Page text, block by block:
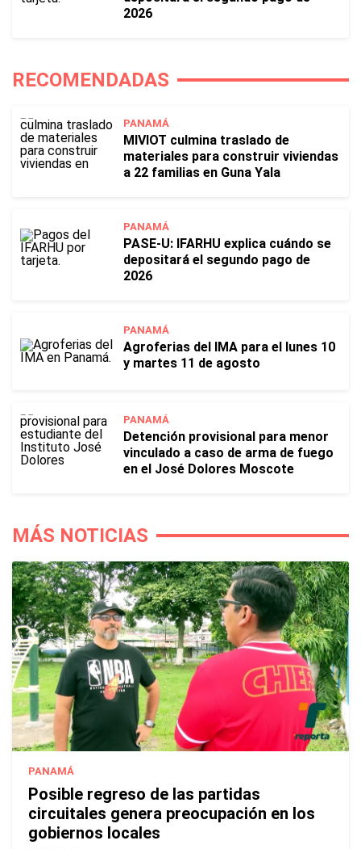
2026
RECOMENDADAS
PANAMÁ
MIVIOT culmina traslado de
materiales para construir viviendas
a 22 familias en Guna Yala
PANAMÁ
PASE-U: IFARHU explica cuándo se
depositará el segundo pago de
2026
PANAMÁ
Agroferias del IMA para el lunes 10
y martes 11 de agosto
PANAMÁ
Detención provisional para menor
vinculado a caso de arma de fuego
en el José Dolores Moscote
MÁS NOTICIAS
PANAMÁ
Posible regreso de las partidas
circuitales genera preocupación en los
gobiernos locales